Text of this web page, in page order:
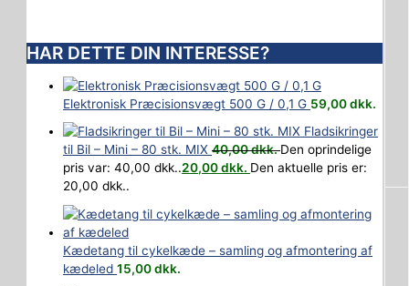
HAR DETTE DIN INTERESSE?
Elektronisk Præcisionsvægt 500 G / 0,1 G 59,00dkk.
Fladsikringer
til Bil – Mini – 80 stk. MIX 40,00dkk.Den oprindelige
pris var: 40,00 dkk..20,00dkk. Den aktuelle pris er:
20,00 dkk..
Kædetang til cykelkæde – samling og afmontering af
kædeled 15,00dkk.